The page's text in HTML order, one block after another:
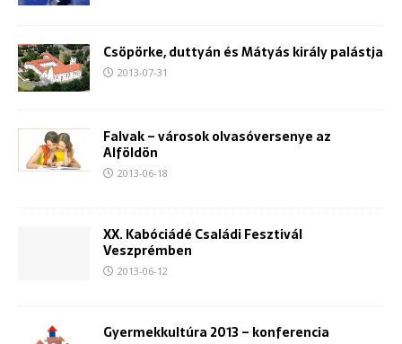
Csöpörke, duttyán és Mátyás király palástja
2013-07-31
Falvak – városok olvasóversenye az
Alföldön
2013-06-18
XX. Kabóciádé Családi Fesztivál
Veszprémben
2013-06-12
Gyermekkultúra 2013 – konferencia